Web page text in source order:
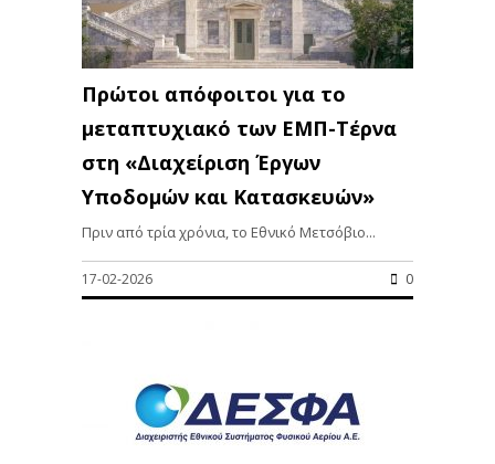
Πρώτοι απόφοιτοι για το
μεταπτυχιακό των ΕΜΠ-Τέρνα
στη «Διαχείριση Έργων
Υποδομών και Κατασκευών»
Πριν από τρία χρόνια, το Εθνικό Μετσόβιο...
17-02-2026 0